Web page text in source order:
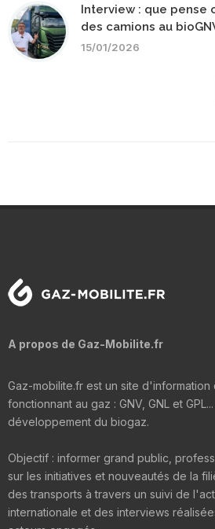
Interview : que pense
des camions au
15/01/2026
A propos de Gaz-Mobilite.fr
Gaz-mobilite.fr est un site
fonctionnant au gaz : GNV, GNL et
développement du biogaz.
Objectif : informer grand public,
sur les initiatives et nouveautés de la
des transports à travers un suivi de
internationale et des interviews